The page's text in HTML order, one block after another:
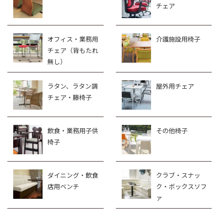
チェア
オフィス・業務用
チェア（背もたれ
無し）
介護施設用椅子
ラタン、ラタン調
チェア・籐椅子
屋外用チェア
飲食・業務用子供
椅子
その他椅子
ダイニング・飲食
店用ベンチ
クラブ・スナッ
ク・ボックスソフ
ァ